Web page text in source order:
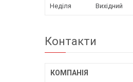
Неділя
Вихідний
Контакти